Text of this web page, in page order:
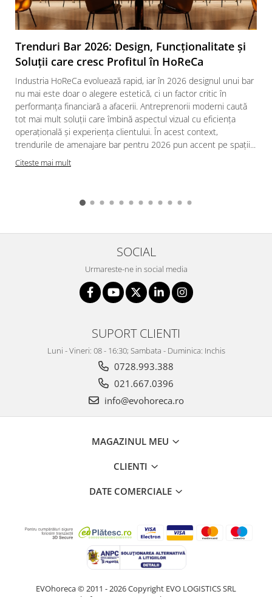
Trenduri Bar 2026: Design, Funcționalitate și
Soluții care cresc Profitul în HoReCa
Industria HoReCa evoluează rapid, iar în 2026 designul unui bar
nu mai este doar o alegere estetică, ci un factor critic în
performanța financiară a afacerii. Antreprenorii moderni caută
tot mai mult soluții care îmbină aspectul vizual cu eficiența
operațională și experiența clientului. În acest context,
trendurile de amenajare bar pentru 2026 pun accent pe spații...
Citeste mai mult
SOCIAL
Urmareste-ne in social media
SUPORT CLIENTI
Luni - Vineri: 08 - 16:30; Sambata - Duminica: Inchis
0728.993.388
021.667.0396
info@evohoreca.ro
MAGAZINUL MEU
CLIENTI
DATE COMERCIALE
EVOhoreca © 2011 - 2026 Copyright EVO LOGISTICS SRL